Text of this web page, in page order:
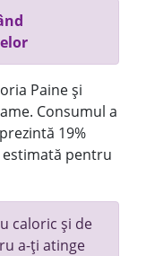
Paine și
Consumul a
19%
pentru
caloric și de
a-ți atinge